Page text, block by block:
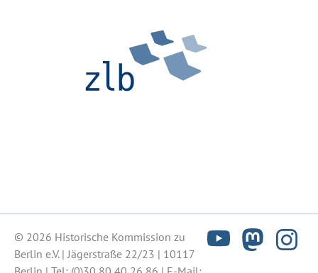
© 2026 Historische Kommission zu
Berlin e.V. | Jägerstraße 22/23 | 10117